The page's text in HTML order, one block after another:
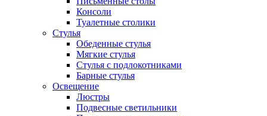
Консоли
Туалетные столики
Стулья
Обеденные стулья
Мягкие стулья
Стулья с подлокотниками
Барные стулья
Освещение
Люстры
Подвесные светильники